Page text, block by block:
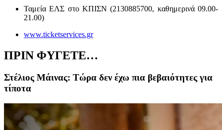
Ταμεία ΕΛΣ στο ΚΠΙΣΝ (2130885700, καθημερινά 09.00-
21.00)
www.ticketservices.gr
ΠΡΙΝ ΦΥΓΕΤΕ…
Στέλιος Μάινας: Τώρα δεν έχω πια βεβαιότητες για
τίποτα